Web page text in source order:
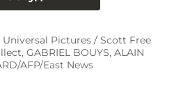
Pictures / Scott Free
GABRIEL BOUYS, ALAIN
AFP/East News